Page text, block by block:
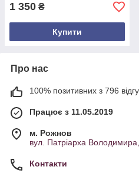
1 350 ₴
Купити
Про нас
100% позитивних з 796
Працює з 11.05.2019
м. Рожнов
вул. Патріарха
Контакти